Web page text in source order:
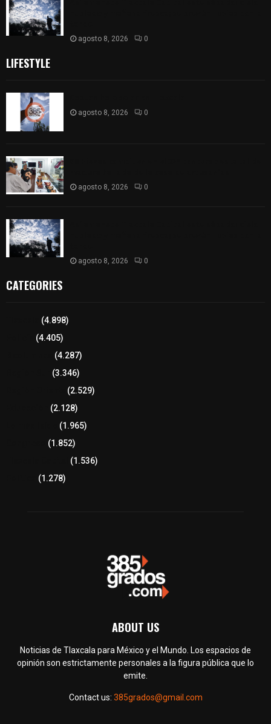
agosto 8, 2026 0
LIFESTYLE
agosto 8, 2026 0
agosto 8, 2026 0
agosto 8, 2026 0
CATEGORIES
(4.898)
(4.405)
(4.287)
(3.346)
(2.529)
(2.128)
(1.965)
(1.852)
(1.536)
(1.278)
ABOUT US
Noticias de Tlaxcala para México y el Mundo. Los espacios de
opinión son estrictamente personales a la figura pública que lo
emite.
Contact us: 385grados@gmail.com